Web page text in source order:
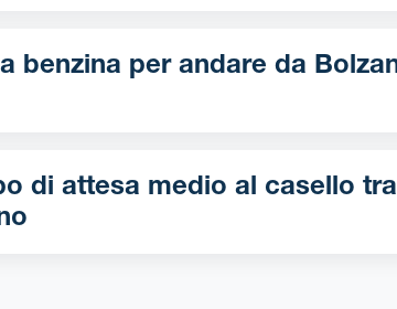
per andare da Bolzano
di attesa medio al casello tra